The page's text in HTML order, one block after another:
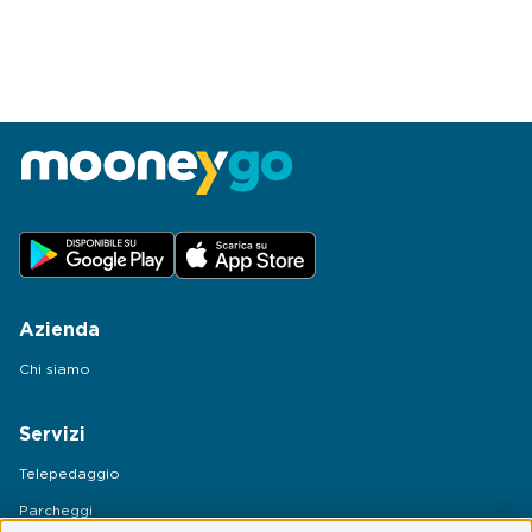
Azienda
Chi siamo
Servizi
Telepedaggio
Parcheggi